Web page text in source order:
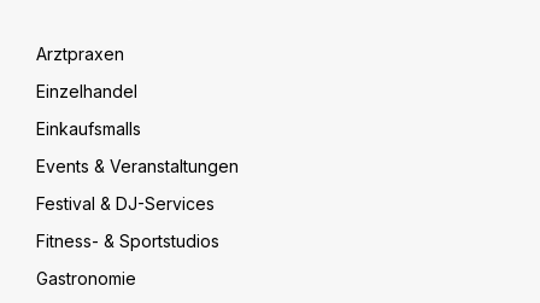
Arztpraxen
Einzelhandel
Einkaufsmalls
Events & Veranstaltungen
Festival & DJ-Services
Fitness- & Sportstudios
Gastronomie